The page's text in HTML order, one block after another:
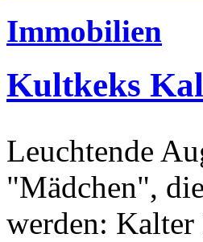
Immobilien
Kultkeks
Leuchtende
"Mädchen",
werden: